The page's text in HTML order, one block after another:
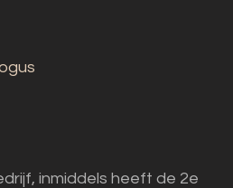
inmiddels heeft de 2e